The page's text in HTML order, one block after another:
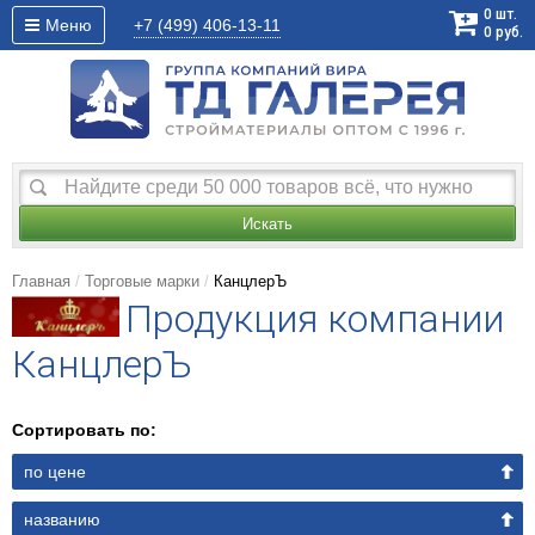
Меню +7 (499) 406-13-11
0 шт.
0 руб.
Искать
Главная Торговые марки КанцлерЪ
Продукция компании
КанцлерЪ
Сортировать по:
по цене
названию